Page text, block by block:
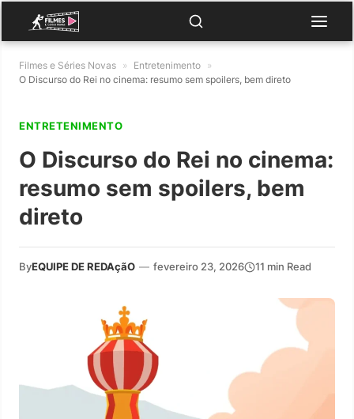
Filmes e Séries Novas » Entretenimento »
O Discurso do Rei no cinema: resumo sem spoilers, bem direto
ENTRETENIMENTO
O Discurso do Rei no cinema:
resumo sem spoilers, bem
direto
ByEQUIPE DE REDAçãO — fevereiro 23, 2026 11 min Read